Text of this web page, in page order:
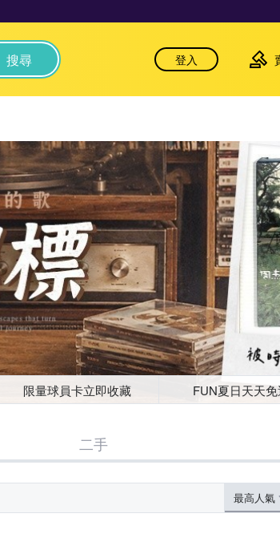
搜尋 登入
限量球員卡立即收藏 FUN夏日天天免
二手
最高人氣